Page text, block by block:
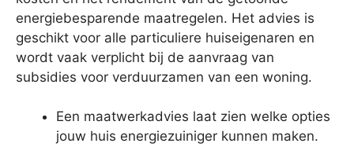
energiebesparende maatregelen. Het advies is
geschikt voor alle particuliere huiseigenaren en
wordt vaak verplicht bij de aanvraag van
subsidies voor verduurzamen van een woning.
Een maatwerkadvies laat zien welke opties
jouw huis energiezuiniger kunnen maken.